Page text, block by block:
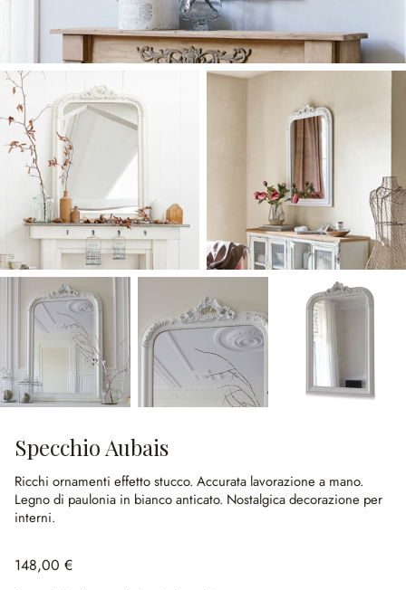
Specchio Aubais
Ricchi ornamenti effetto stucco. Accurata lavorazione a mano.
Legno di paulonia in bianco anticato. Nostalgica decorazione per
interni.
148,00 €